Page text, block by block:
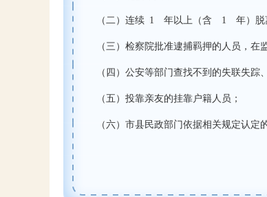
（二）连续 1 年以上（含 1 年）脱
（三）检察院批准逮捕羁押的人员，在
（四）公安等部门查找不到的失联失踪
（五）投靠亲友的挂靠户籍人员；
（六）市县民政部门依据相关规定认定